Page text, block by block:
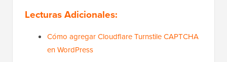
Lecturas Adicionales:
Cómo agregar Cloudflare Turnstile CAPTCHA
en WordPress